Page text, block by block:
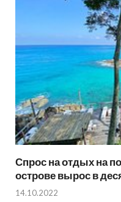
Спрос на отдых на
острове вырос в
14.10.2022